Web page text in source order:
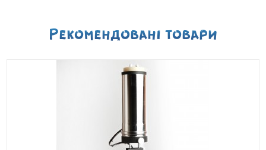
Рекомендованi товари